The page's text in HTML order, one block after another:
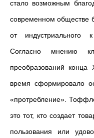
стало возможным
современном обществе
от индустриального
Согласно мнению
преобразований
время сформировало
«протребление».
это тот, кто создает
пользования или